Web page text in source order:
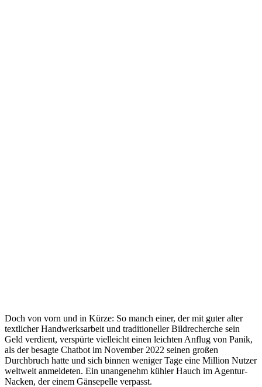
Doch von vorn und in Kürze: So manch einer, der mit guter alter
textlicher Handwerksarbeit und traditioneller Bildrecherche sein
Geld verdient, verspürte vielleicht einen leichten Anflug von Panik,
als der besagte Chatbot im November 2022 seinen großen
Durchbruch hatte und sich binnen weniger Tage eine Million Nutzer
weltweit anmeldeten. Ein unangenehm kühler Hauch im Agentur-
Nacken, der einem Gänsepelle verpasst.